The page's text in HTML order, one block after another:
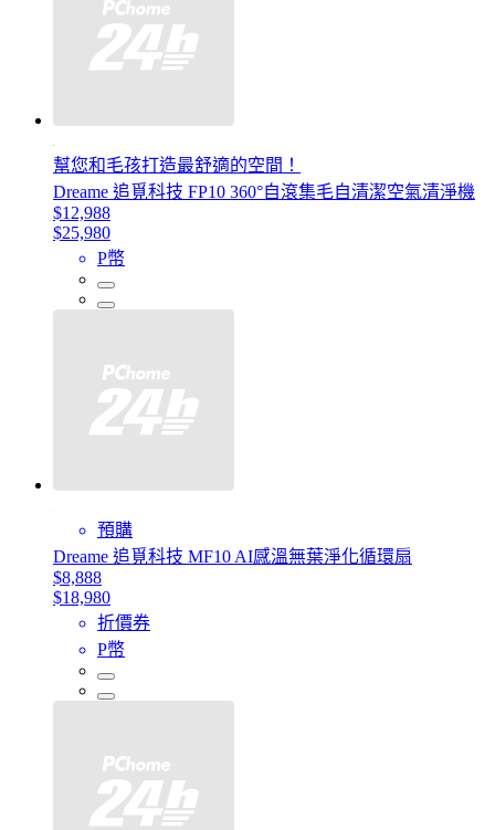
幫您和毛孩打造最舒適的空間！
Dreame 追覓科技 FP10 360°自滾集毛自清潔空氣清淨機
$12,988
$25,980
P幣
預購
Dreame 追覓科技 MF10 AI感溫無葉淨化循環扇
$8,888
$18,980
折價券
P幣